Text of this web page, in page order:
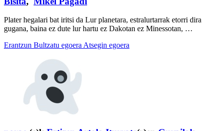
Plater hegalari bat iritsi da Lur planetara, estralurtarrak etorri dira
gugana, baina ez dute lur hartu ez Dakotan ez Minessotan, …
Erantzun Bultzatu egoera Atsegin egoera